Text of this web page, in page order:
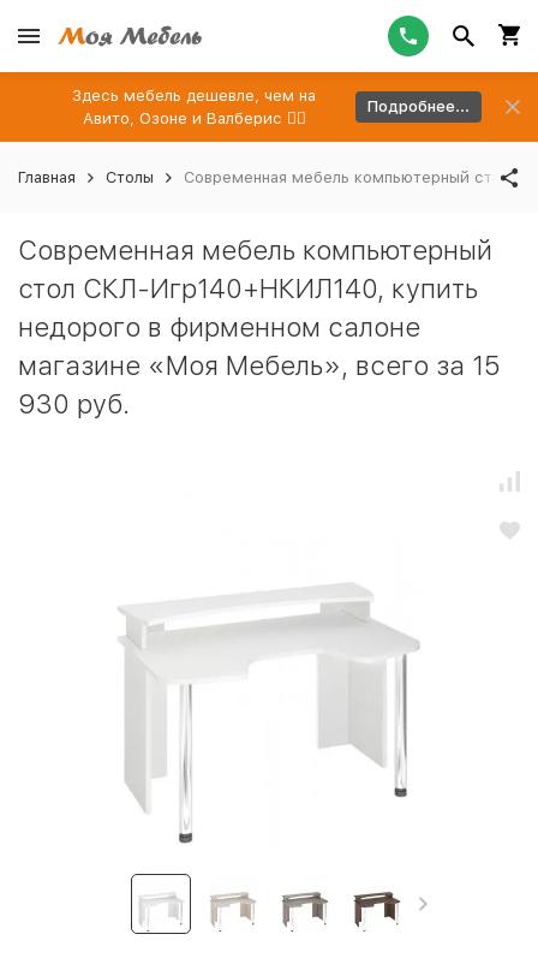
Здесь мебель дешевле, чем на
Авито, Озоне и Валберис 👉🏻
Подробнее...
Главная Столы Современная мебель компьютерный стол
Современная мебель компьютерный
стол СКЛ-Игр140+НКИЛ140, купить
недорого в фирменном салоне
магазине «Моя Мебель», всего за 15
930 руб.